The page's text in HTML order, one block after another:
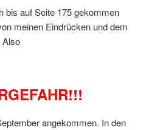
bis auf Seite 175 gekommen
meinen Eindrücken und dem
Also
angekommen. In den